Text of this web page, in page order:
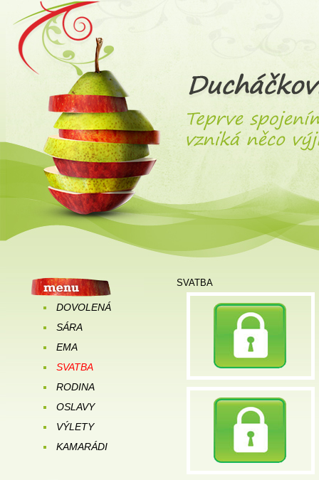
DOVOLENÁ
SÁRA
EMA
SVATBA
RODINA
OSLAVY
VÝLETY
KAMARÁDI
SVATBA